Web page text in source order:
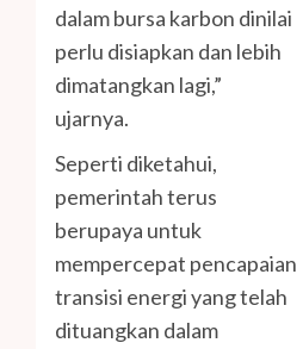
dalam bursa karbon dinilai
perlu disiapkan dan lebih
dimatangkan lagi,”
ujarnya.
Seperti diketahui,
pemerintah terus
berupaya untuk
mempercepat pencapaian
transisi energi yang telah
dituangkan dalam